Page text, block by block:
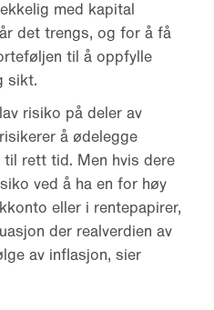
med kapital
det trengs, og for å få
til å oppfylle
sikt.
risiko på deler av
å ødelegge
rett tid. Men hvis dere
ved å ha en for høy
eller i rentepapirer,
der realverdien av
av inflasjon, sier